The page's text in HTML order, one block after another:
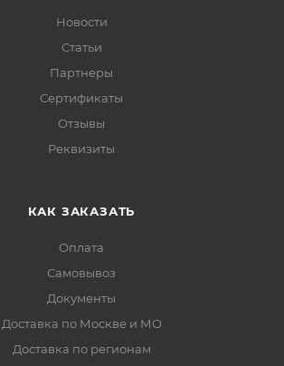
Новости
Статьи
Партнеры
Сертификаты
Отзывы
Реквизиты
КАК ЗАКАЗАТЬ
Оплата
Самовывоз
Документы
Доставка по Москве и МО
Доставка по регионам